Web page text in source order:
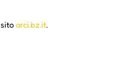
arci.bz.it.